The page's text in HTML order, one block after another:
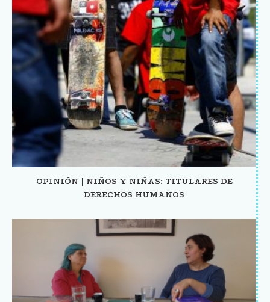
OPINIÓN | NIÑOS Y NIÑAS: TITULARES DE
DERECHOS HUMANOS